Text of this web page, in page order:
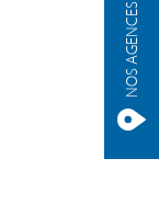
NOS AGENCES